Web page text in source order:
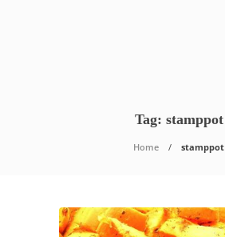
Tag: stamppot
Home stamppot